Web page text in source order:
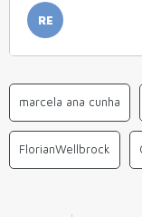
RE
marcela ana cunha
FlorianWellbrock